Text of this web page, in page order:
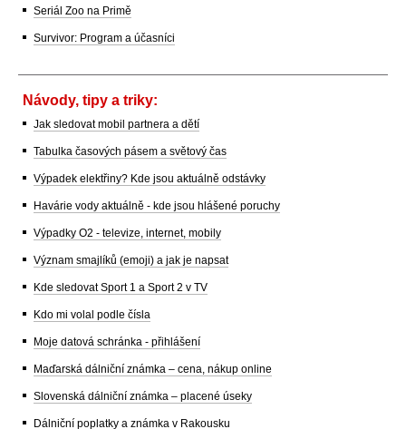
Seriál Zoo na Primě
Survivor: Program a účasníci
Návody, tipy a triky:
Jak sledovat mobil partnera a dětí
Tabulka časových pásem a světový čas
Výpadek elektřiny? Kde jsou aktuálně odstávky
Havárie vody aktuálně - kde jsou hlášené poruchy
Výpadky O2 - televize, internet, mobily
Význam smajlíků (emoji) a jak je napsat
Kde sledovat Sport 1 a Sport 2 v TV
Kdo mi volal podle čísla
Moje datová schránka - přihlášení
Maďarská dálniční známka – cena, nákup online
Slovenská dálniční známka – placené úseky
Dálniční poplatky a známka v Rakousku